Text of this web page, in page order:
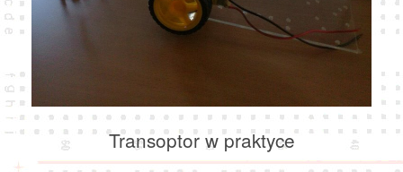
Transoptor w praktyce